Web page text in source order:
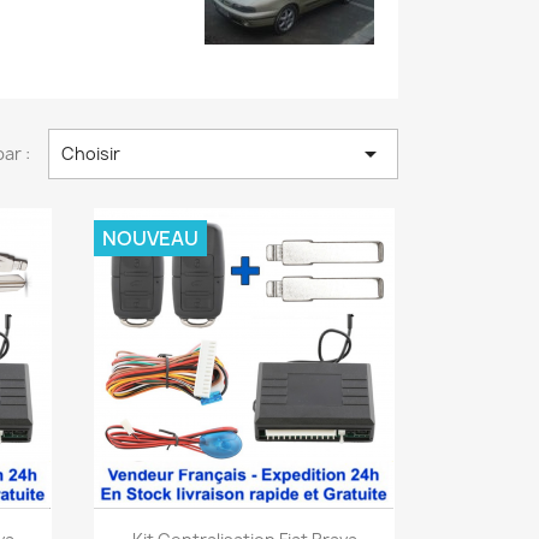
: Choisir 
Aperçu rapide
NOUVEAU